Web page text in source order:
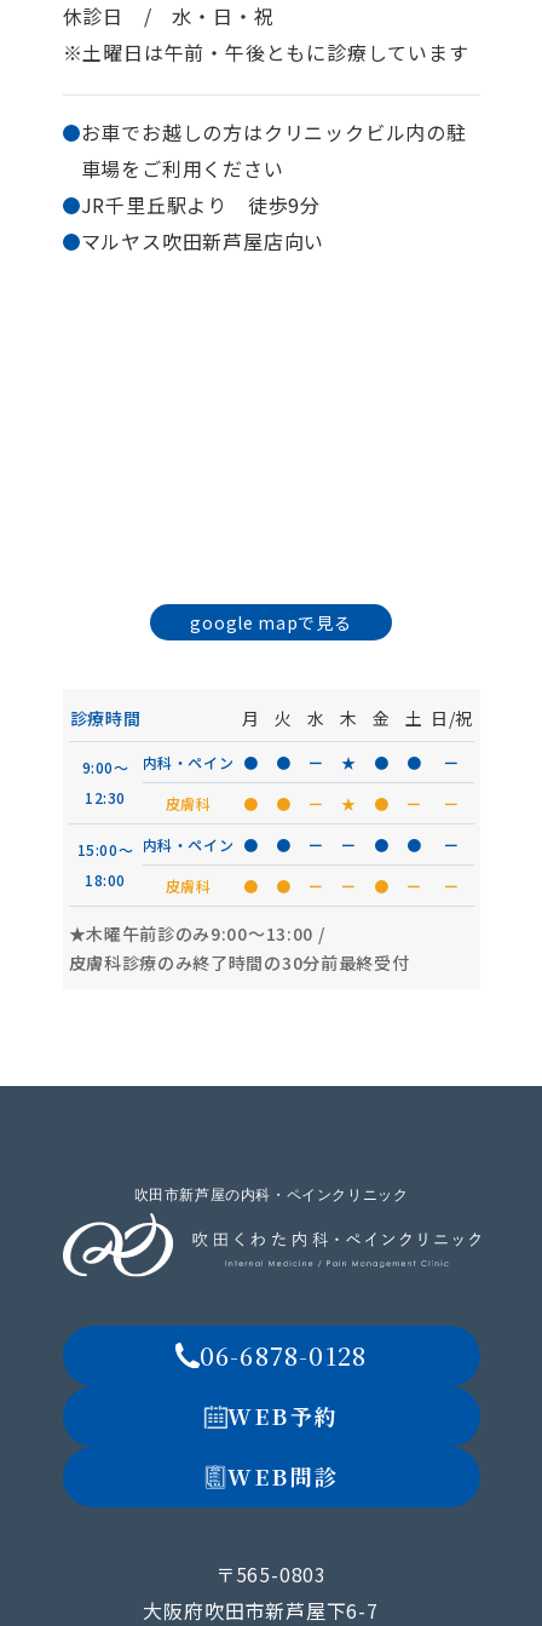
休診日 / 水・日・祝
※土曜日は午前・午後ともに診療しています
お車でお越しの方はクリニックビル内の駐
車場を ご利用ください
JR千里丘駅より 徒歩9分
マルヤス吹田新芦屋店向い
google mapで見る
診療時間 月 火 水 木 金 土 日/祝
9:00〜
12:30
内科・ペイン ● ● ー ★ ● ●
ー
皮膚科
● ● ー ★ ● ー ー
15:00〜
18:00
内科・ペイン ● ● ー ー ● ●
ー
皮膚科
● ● ー ー ● ー ー
★木曜午前診のみ9:00〜13:00 /
皮膚科診療のみ終了時間の30分前最終受付
吹田市新芦屋の内科・ペインクリニック
06-6878-0128
WEB予約
WEB問診
〒565-0803
大阪府吹田市新芦屋下6-7